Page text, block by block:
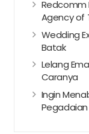
Redcomm
Agency of
Wedding
Batak
Lelang
Caranya
Ingin
Pegadaian